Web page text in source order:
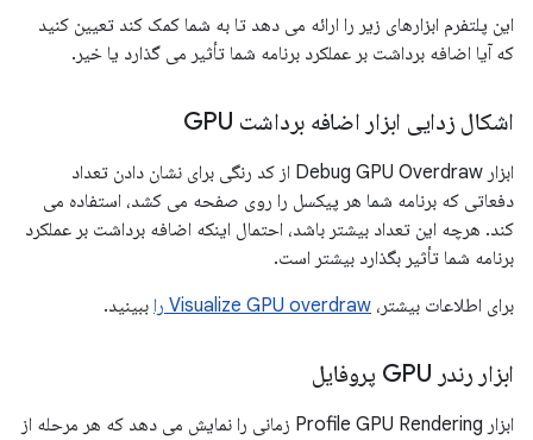
این پلتفرم ابزارهای زیر را ارائه می دهد تا به شما کمک کند تعیین کنید
که آیا اضافه برداشت بر عملکرد برنامه شما تأثیر می گذارد یا خیر.
اشکال زدایی ابزار اضافه برداشت GPU
ابزار Debug GPU Overdraw از کد رنگی برای نشان دادن تعداد
دفعاتی که برنامه شما هر پیکسل را روی صفحه می کشد، استفاده می
کند. هرچه این تعداد بیشتر باشد، احتمال اینکه اضافه برداشت بر عملکرد
برنامه شما تأثیر بگذارد بیشتر است.
برای اطلاعات بیشتر، Visualize GPU overdraw را ببینید.
ابزار رندر GPU پروفایل
ابزار Profile GPU Rendering زمانی را نمایش می دهد که هر مرحله از